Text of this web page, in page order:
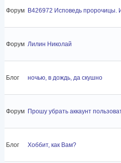
Форум B426972 Исповедь пророчицы.
Форум Лилин Николай
Блог ночью, в дождь, да скушно
Форум Прошу убрать аккаунт
Блог Хоббит, как Вам?